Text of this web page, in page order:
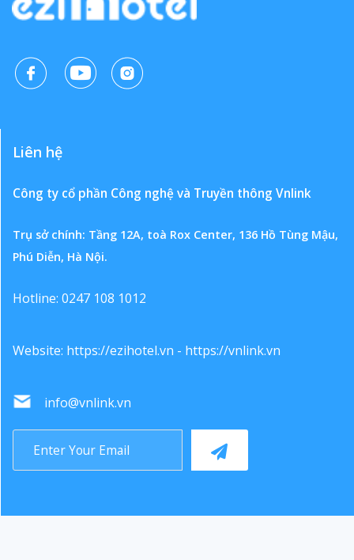
Liên hệ
Công ty cổ phần Công nghệ và Truyền thông Vnlink
Trụ sở chính: Tầng 12A, toà Rox Center, 136 Hồ Tùng Mậu,
Phú Diễn, Hà Nội.
Hotline: 0247 108 1012
Website: https://ezihotel.vn - https://vnlink.vn
info@vnlink.vn